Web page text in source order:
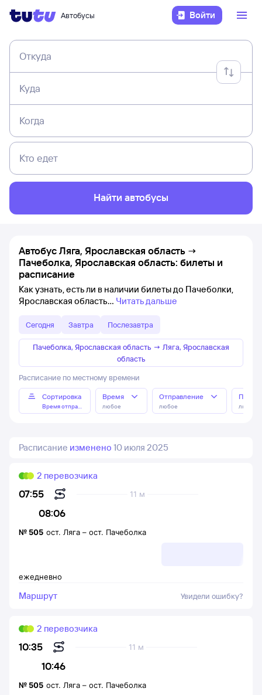
Автобусы Войти
Откуда
Куда
Когда
Кто едет
Найти автобусы
Автобус Ляга, Ярославская область →
Пачеболка, Ярославская область: билеты и
расписание
Как узнать, есть ли в наличии билеты до Пачеболки,
Ярославская область
Читать дальше
Сегодня Завтра Послезавтра
Пачеболка, Ярославская область → Ляга, Ярославская
область
Расписание по местному времени
Сортировка
Время отправления
Время
любое
Отправление
любое любое
Расписание изменено 10 июля 2025
07:55
08:06
11 м
2 перевозчика
ежедневно
№ 505 ост. Ляга – ост. Пачеболка
Маршрут Увидели ошибку?
10:35
10:46
11 м
2 перевозчика
№ 505 ост. Ляга – ост. Пачеболка